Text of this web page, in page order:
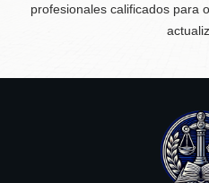
profesionales calificados para